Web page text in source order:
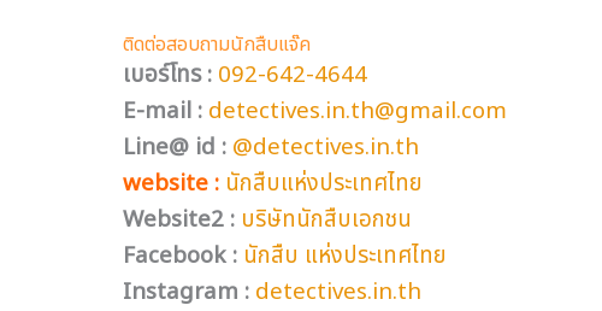
ติดต่อสอบถามนักสืบแจ๊ค
เบอร์โทร : 092-642-4644
E-mail : detectives.in.th@gmail.com
Line@ id : @detectives.in.th
website : นักสืบแห่งประเทศไทย
Website2 : บริษัทนักสืบเอกชน
Facebook : นักสืบ แห่งประเทศไทย
Instagram : detectives.in.th